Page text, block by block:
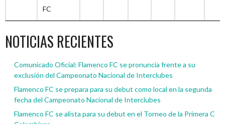
FC
NOTICIAS RECIENTES
Comunicado Oficial: Flamenco FC se pronuncia frente a su
exclusión del Campeonato Nacional de Interclubes
Flamenco FC se prepara para su debut como local en la segunda
fecha del Campeonato Nacional de Interclubes
Flamenco FC se alista para su debut en el Torneo de la Primera C